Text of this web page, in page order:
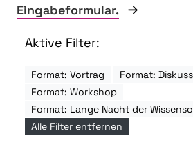
Eingabeformular.
Aktive Filter:
Format: Vortrag
Format:
Format: Workshop
Format: Lange Nacht der
Alle Filter entfernen